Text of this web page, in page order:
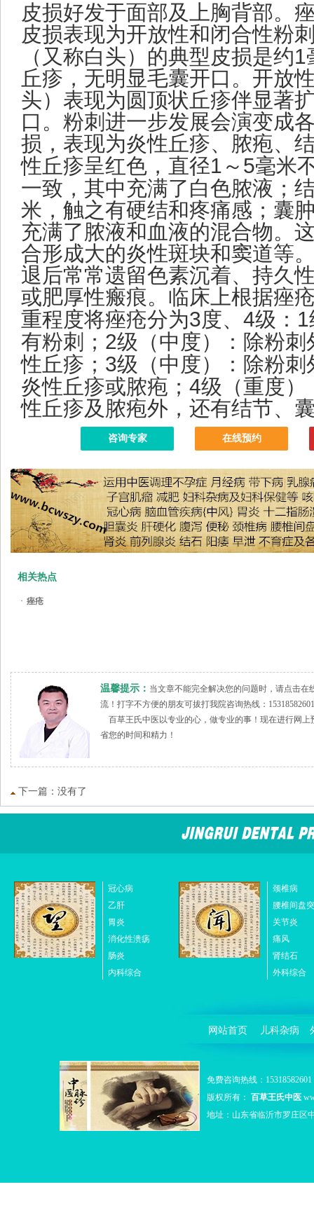
皮损好发于面部及上胸背部。
皮损表现为开放性和闭合性粉
（又称白头）的典型皮损是约1
丘疹，无明显毛囊开口。开放
头）表现为圆顶状丘疹伴显著
口。粉刺进一步发展会演变成
损，表现为炎性丘疹、脓疱、
性丘疹呈红色，直径1 ～ 5毫米
一致，其中充满了白色脓液；
米，触之有硬结和疼痛感；囊
充满了脓液和血液的混合物。
合形成大的炎性斑块和窦道等
退后常常遗留色素沉着、持久
或肥厚性瘢痕。临床上根据痤
重程度将痤疮分为3度、 4级： 1
有粉刺； 2级（中度）：除粉
性丘疹； 3级（中度）：除粉
炎性丘疹或脓疱； 4级（重度）
性丘疹及脓疱外，还有结节、
咨询专家 在线预约
相关热点
· 痤疮
温馨提示： 当文章不能完全解决您的问题时，请点击
流！打字不方便的朋友可拔打我院咨询热线：
百草王氏中医以专业的心，做专业的事！现在进行网上
省您的时间和精力！
下一篇：没有了
冠心病
乙肝
胃炎
消化性溃疡
肠炎
内科综合
颈椎病
腰椎间盘
关节炎
痛风
肾结石
外科综合
网站首页 儿科杂病
免费咨询热线：15318582601
版权所有： 百草王氏中医
地址：山东省临沂市罗庄区